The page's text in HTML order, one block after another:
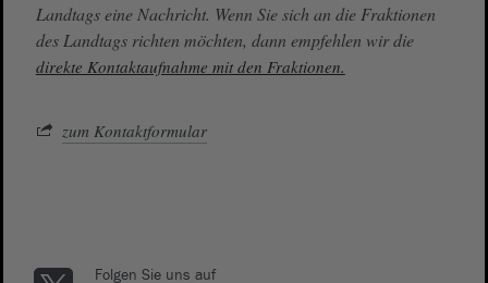
Landtags eine Nachricht. Wenn Sie sich an die Fraktionen
des Landtags richten möchten, dann empfehlen wir die
direkte Kontaktaufnahme mit den Fraktionen.
zum Kontaktformular
Folgen Sie uns auf